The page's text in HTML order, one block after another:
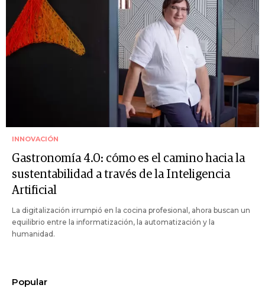
INNOVACIÓN
Gastronomía 4.0: cómo es el camino hacia la
sustentabilidad a través de la Inteligencia
Artificial
La digitalización irrumpió en la cocina profesional, ahora buscan un
equilibrio entre la informatización, la automatización y la
humanidad.
Popular